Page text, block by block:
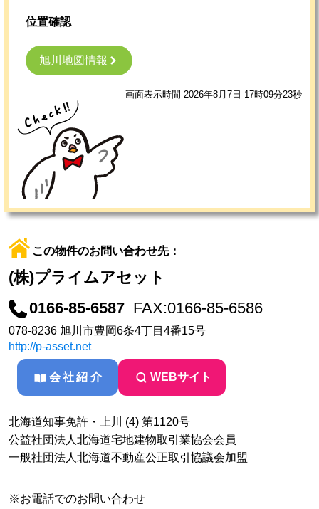
位置確認
旭川地図情報
画面表示時間 2026年8月7日 17時09分23秒
この物件のお問い合わせ先：
(株)プライムアセット
0166-85-6587 FAX:0166-85-6586
078-8236 旭川市豊岡6条4丁目4番15号
http://p-asset.net
会社紹介 WEBサイト
北海道知事免許・上川 (4) 第1120号
公益社団法人北海道宅地建物取引業協会会員
一般社団法人北海道不動産公正取引協議会加盟
※お電話でのお問い合わせ